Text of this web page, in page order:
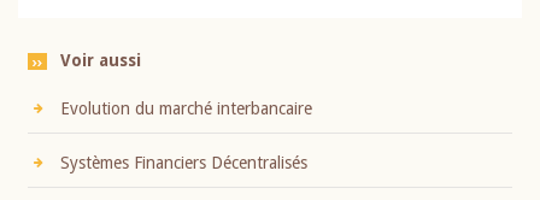
Voir aussi
Evolution du marché interbancaire
Systèmes Financiers Décentralisés